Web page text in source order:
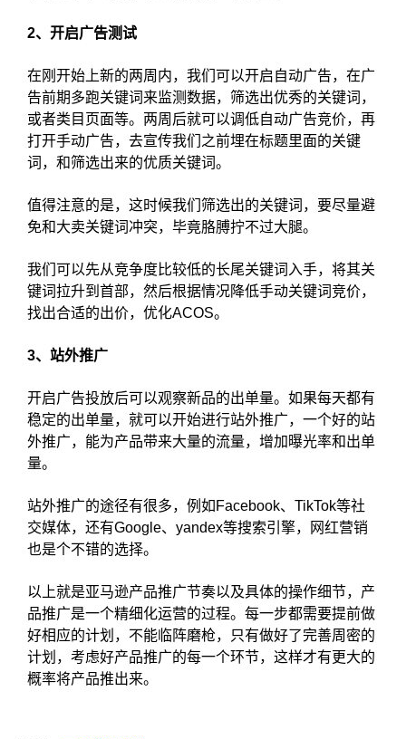
2、开启广告测试
在刚开始上新的两周内，我们可以开启自动广告，在广
告前期多跑关键词来监测数据，筛选出优秀的关键词，
或者类目页面等。两周后就可以调低自动广告竞价，再
打开手动广告，去宣传我们之前埋在标题里面的关键
词，和筛选出来的优质关键词。
值得注意的是，这时候我们筛选出的关键词，要尽量避
免和大卖关键词冲突，毕竟胳膊拧不过大腿。
我们可以先从竞争度比较低的长尾关键词入手，将其关
键词拉升到首部，然后根据情况降低手动关键词竞价，
找出合适的出价，优化ACOS。
3、站外推广
开启广告投放后可以观察新品的出单量。如果每天都有
稳定的出单量，就可以开始进行站外推广，一个好的站
外推广，能为产品带来大量的流量，增加曝光率和出单
量。
站外推广的途径有很多，例如Facebook、TikTok等社
交媒体，还有Google、yandex等搜索引擎，网红营销
也是个不错的选择。
以上就是亚马逊产品推广节奏以及具体的操作细节，产
品推广是一个精细化运营的过程。每一步都需要提前做
好相应的计划，不能临阵磨枪，只有做好了完善周密的
计划，考虑好产品推广的每一个环节，这样才有更大的
概率将产品推出来。